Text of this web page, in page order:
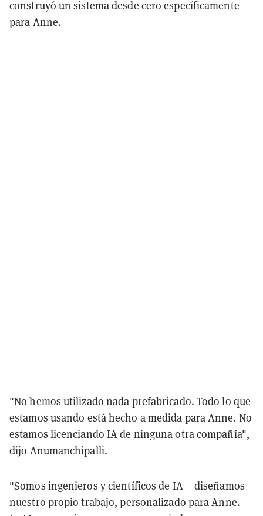
construyó un sistema desde cero específicamente
para Anne.
"No hemos utilizado nada prefabricado. Todo lo que
estamos usando está hecho a medida para Anne. No
estamos licenciando IA de ninguna otra compañía",
dijo Anumanchipalli.
"Somos ingenieros y científicos de IA —diseñamos
nuestro propio trabajo, personalizado para Anne.